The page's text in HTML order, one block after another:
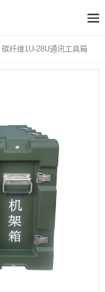
碳纤维1U-28U通讯工具箱